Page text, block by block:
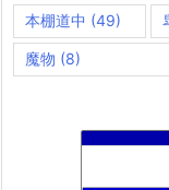
本棚道中 (49)
魔物 (8)
夢